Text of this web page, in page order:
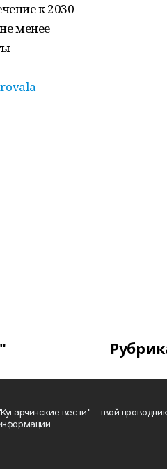
к 2030
менее
вести" - твой